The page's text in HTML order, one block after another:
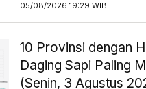
05/08/2026 19:29 WIB
10 Provinsi dengan
Daging Sapi Paling
(Senin, 3 Agustus